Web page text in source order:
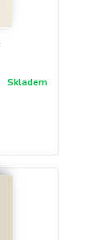
Skladem